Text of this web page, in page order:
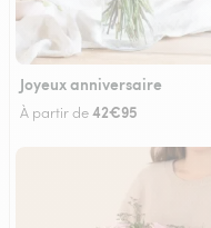
Joyeux anniversaire
À partir de42€95